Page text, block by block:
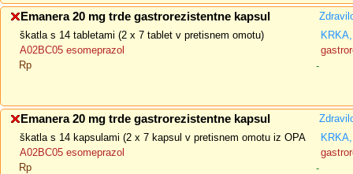
Emanera 20 mg trde gastrorezistentne kapsul
škatla s 14 tabletami (2 x 7 tablet v pretisnem omotu)
A02BC05 esomeprazol
Rp
-
Emanera 20 mg trde gastrorezistentne kapsul
škatla s 14 kapsulami (2 x 7 kapsul v pretisnem omotu iz OPA
A02BC05 esomeprazol
Rp
-